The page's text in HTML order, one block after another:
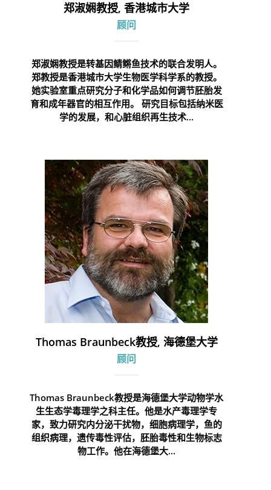
郑淑娴教授, 香港城市大学
顾问
郑淑娴教授是转基因鲭鳉鱼技术的联合发明人。
郑教授是香港城市大学生物医学科学系的教授。
她实验室重点研究分子和化学品如何调节胚胎发
育和成年器官的相互作用。 研究目标包括纳米医
学的发展，和心脏组织再生技术...
Thomas Braunbeck教授, 海德堡大学
顾问
Thomas Braunbeck教授是海德堡大学动物学水
生生态学毒理学之科主任。他是水产毒理学专
家，致力研究内分泌干扰物，细胞病理学，鱼的
组织病理，遗传毒性评估，胚胎毒性和生物标志
物工作。他在海德堡大...